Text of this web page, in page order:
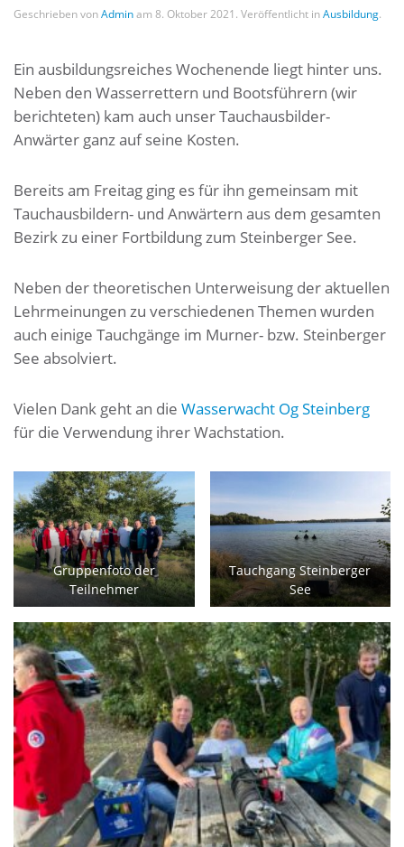
Geschrieben vonAdminam 8. Oktober 2021 . Veröffentlicht inAusbildung.
Ein ausbildungsreiches Wochenende liegt hinter uns.
Neben den Wasserrettern und Bootsführern (wir
berichteten) kam auch unser Tauchausbilder-
Anwärter ganz auf seine Kosten.
Bereits am Freitag ging es für ihn gemeinsam mit
Tauchausbildern- und Anwärtern aus dem gesamten
Bezirk zu einer Fortbildung zum Steinberger See.
Neben der theoretischen Unterweisung der aktuellen
Lehrmeinungen zu verschiedenen Themen wurden
auch einige Tauchgänge im Murner- bzw. Steinberger
See absolviert.
Vielen Dank geht an die Wasserwacht Og Steinberg
für die Verwendung ihrer Wachstation.
Gruppenfoto der
Teilnehmer
Tauchgang Steinberger
See